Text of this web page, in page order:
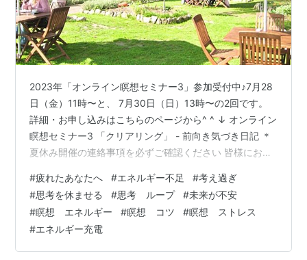
2023年「オンライン瞑想セミナー3」参加受付中♪7月28
日（金）11時〜と、 7月30日（日）13時〜の2回です。
詳細・お申し込みはこちらのページから^ ^ ↓ オンライン
瞑想セミナー3 「クリアリング」 - 前向き気づき日記 ＊
夏休み開催の連絡事項を必ずご確認ください 皆様にお会
フレッシュ休暇で、 軽井沢に旅行に来ています^ ^ 今滞
在している部屋の窓から一面に森が見え、 朝目が覚める
と素敵な世界が広がっていて なんとも贅沢な気分です♪
京都も大好きですが、 来てみると長野の軽やかで優しい
空気感も やはり大好きだなぁと実感します。 何…
#疲れたあなたへ #エネルギー不足 #考え過ぎ
#思考を休ませる #思考 ループ #未来が不安
#瞑想 エネルギー #瞑想 コツ #瞑想 ストレス
#エネルギー充電